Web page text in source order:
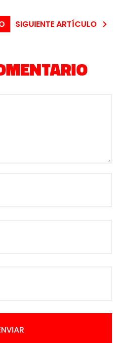
SIGUIENTE ARTÍCULO